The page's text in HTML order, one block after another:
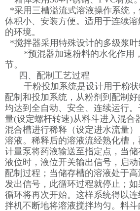
*采用三槽溢流式溶液操作系统，
体积小、安装方便。适用于连续溶
的环境。
*搅拌器采用特殊设计的多级浆叶
*预混器加速粉料的水化作用
节。
四、配制工艺过程
干粉投加系统是设计用于粉
配制和投加系统，从粉剂到配制
均达到全自动、安全、连续运行
量(设定螺杆转速)从料斗进入混合
混合槽进行稀释（设定进水流量
溶液。稀释后的溶液流经熟化槽
计量泵将药液输送至指定点，当
液位时，液位开关输出信号，启
配制过程；当储存槽的溶液处于
发出信号，此循环过程就停止；
循环将再次开始。这样系统得以
拌机不断地将溶液搅拌均匀。料斗